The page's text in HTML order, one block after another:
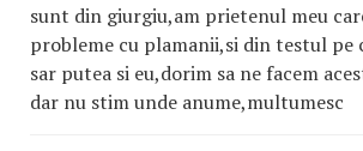
sunt din giurgiu,am prietenul meu
probleme cu plamanii,si din testul pe
sar putea si eu,dorim sa ne facem
dar nu stim unde anume,multumesc